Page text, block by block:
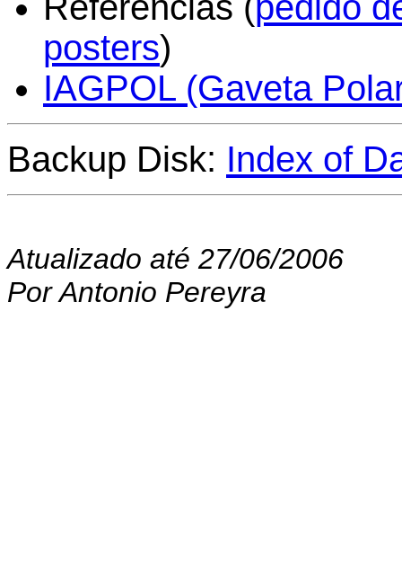
posters)
IAGPOL (Gaveta
Backup Disk: Index of
Atualizado até 27/06/2006
Por Antonio Pereyra